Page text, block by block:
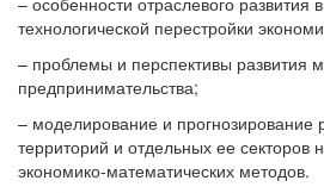
технологической перестройки
– проблемы и перспективы развития
предпринимательства;
– моделирование и прогнозирование
территорий и отдельных ее секторов
экономико-математических методов.